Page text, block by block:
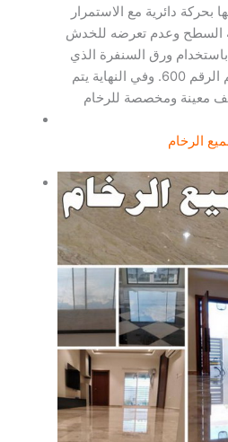
بها بحركة دائرية مع الاستمرار
ورق السنفرة الذي
يحتوي على الرقم 300، ثم الرقم 600. وفي النهاية يتم
الرخام